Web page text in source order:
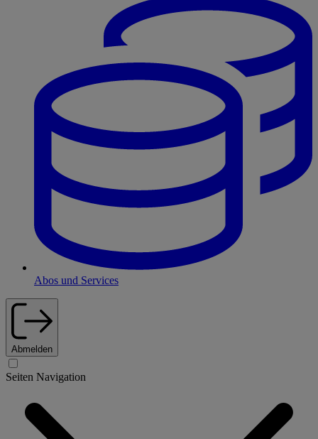
Abos und Services
Abmelden
Seiten Navigation